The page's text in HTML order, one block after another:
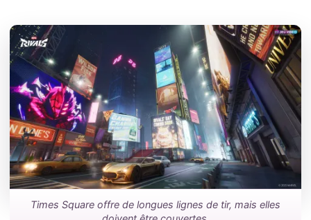
Times Square offre de longues lignes de tir, mais elles